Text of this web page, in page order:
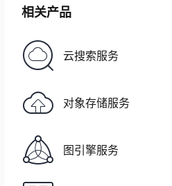
相关产品
云搜索服务
对象存储服务
图引擎服务